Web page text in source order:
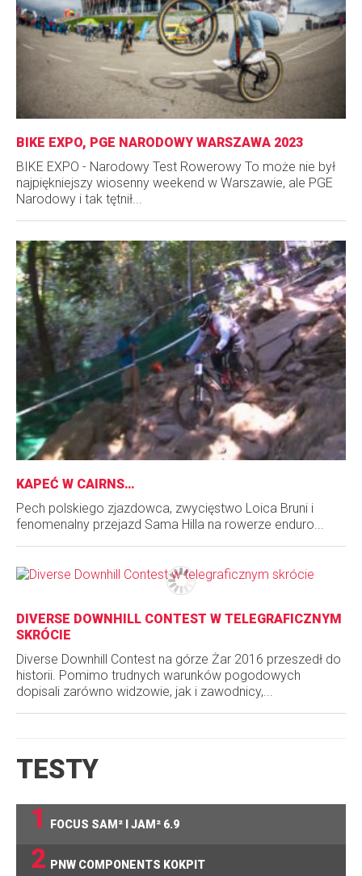
BIKE EXPO, PGE NARODOWY WARSZAWA 2023
BIKE EXPO - Narodowy Test Rowerowy To może nie był
najpiękniejszy wiosenny weekend w Warszawie, ale PGE
Narodowy i tak tętnił...
KAPEĆ W CAIRNS…
Pech polskiego zjazdowca, zwycięstwo Loica Bruni i
fenomenalny przejazd Sama Hilla na rowerze enduro...
DIVERSE DOWNHILL CONTEST W TELEGRAFICZNYM
SKRÓCIE
Diverse Downhill Contest na górze Żar 2016 przeszedł do
historii. Pomimo trudnych warunków pogodowych
dopisali zarówno widzowie, jak i zawodnicy,...
TESTY
1
FOCUS SAM² I JAM² 6.9
2 PNW COMPONENTS KOKPIT